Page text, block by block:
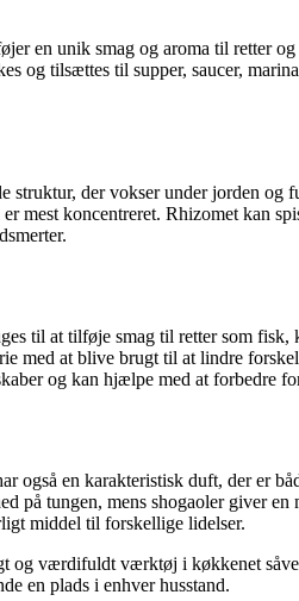
en unik smag og aroma til retter
og tilsættes til supper, saucer,
der vokser under jorden
mest koncentreret. Rhizomet kan
til at tilføje smag til retter som
med at blive brugt til at lindre
og kan hjælpe med at forbedre
også en karakteristisk duft, der er
på tungen, mens shogaoler giver
middel til forskellige lidelser.
og værdifuldt værktøj i køkkenet
en plads i enhver husstand.